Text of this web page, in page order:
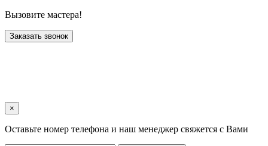
Вызовите мастера!
Заказать звонок
×
Оставьте номер телефона и наш менеджер свяжется с Вами